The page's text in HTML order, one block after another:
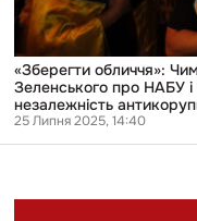
САП
від
закону
12414,
який
обмежує
незалежність
антикорупційних
інституцій
«Зберегти обличчя»:
Зеленського про НАБУ
незалежність
25 Липня 2025, 14:40